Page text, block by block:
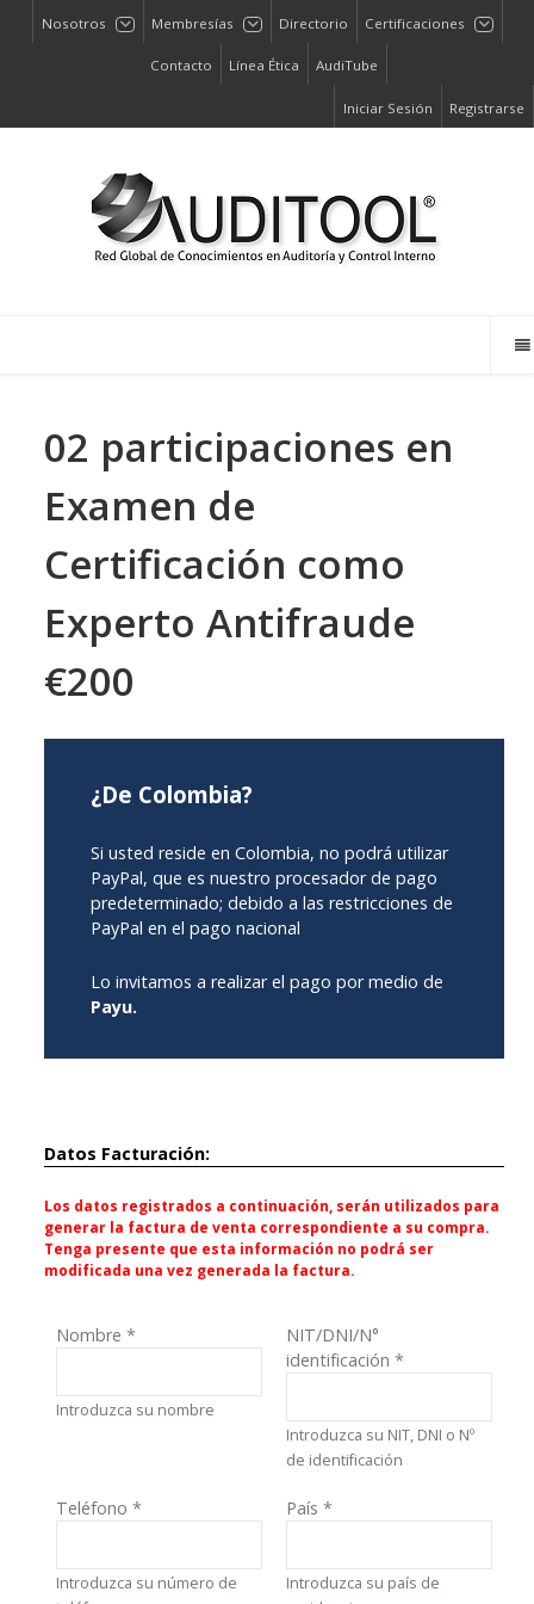
Nosotros Membresías Directorio Certificaciones
Contacto Línea Ética AudiTube
Iniciar Sesión Registrarse
02 participaciones en
Examen de
Certificación como
Experto Antifraude
€200
¿De Colombia?
Si usted reside en Colombia, no podrá utilizar
PayPal, que es nuestro procesador de pago
predeterminado; debido a las restricciones de
PayPal en el pago nacional
Lo invitamos a realizar el pago por medio de
Payu.
Datos Facturación:
Los datos registrados a continuación, serán utilizados para
generar la factura de venta correspondiente a su compra.
Tenga presente que esta información no podrá ser
modificada una vez generada la factura.
Nombre *
Introduzca su nombre
NIT/DNI/N°
identificación *
Introduzca su NIT, DNI o Nº
de identificación
Teléfono *
Introduzca su número de
País *
Introduzca su país de